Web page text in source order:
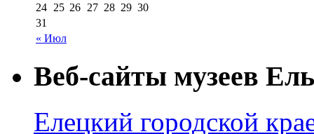
« Июл
24 25 26 27 28 29 30
31
Веб-сайты музеев
Елецкий городской